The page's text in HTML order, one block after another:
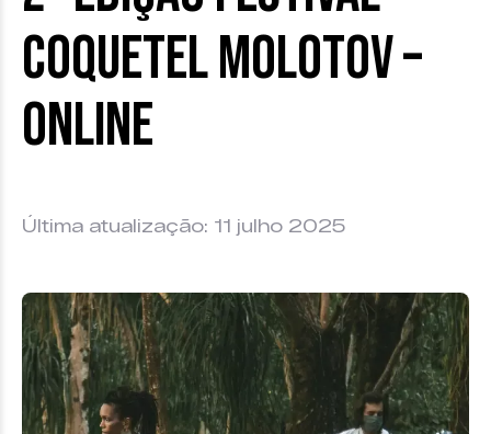
Coquetel Molotov –
Online
Última atualização: 11 julho 2025